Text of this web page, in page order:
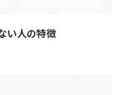
い人の特徴